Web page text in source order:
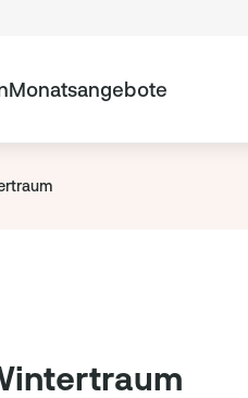
Monatsangebote